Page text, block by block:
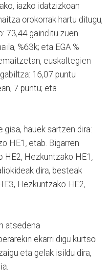
iazko idatzizkoan
orokorrak hartu ditugu,
73,44 gainditu zuen
%63k; eta EGA %
euskaltegien
16,07 puntu
7 puntu; eta
gisa, hauek sartzen dira:
HE1, etab. Bigarren
HE2, Hezkuntzako HE1,
dira, besteak
Hezkuntzako HE2,
atsedena
ekarri digu kurtso
eta gelak isildu dira,